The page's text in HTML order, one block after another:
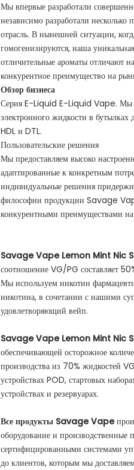
Мы впервые разработали
независимо разработали несколько
отрасль. В нынешней ситуации,
гомогенизируются, наша
отличительные ароматы отличают
конкурентное преимущество на
Обзор бизнеса
Серия E-Liquid E-Liquid Vape. Мы
электронного жидкости в бутылках
HDL и DTL.
Пользовательские решения
Мы предоставляем высоко
адаптированные к конкретным
индивидуальные решения
философии продукции Savage
конкурентными преимуществами
Savage Vape Lemon Mint Nic
соотношение VG/PG составляет
Мы используем никотин
никотина, в сочетании с нашими
удовлетворяющий вейп.
Savage Vape Lemon Mint Nic
обеспечивающей осторожное
производства из 70% жидкостей
устройствах POD, стартовых
устройствах и резервуарах.
Все продукты Savage Vape
оборудование и производственные
сертифицированными системами
до клиентов, которым мы